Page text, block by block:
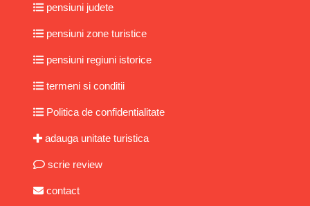
pensiuni judete
pensiuni zone turistice
pensiuni regiuni istorice
termeni si conditii
Politica de confidentialitate
adauga unitate turistica
scrie review
contact